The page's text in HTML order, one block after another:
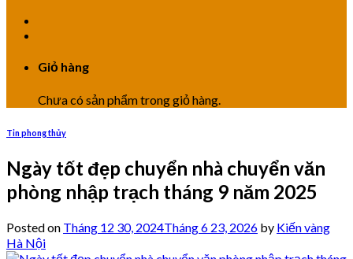
Giỏ hàng
Chưa có sản phẩm trong giỏ hàng.
Tin phong thủy
Ngày tốt đẹp chuyển nhà chuyển văn
phòng nhập trạch tháng 9 năm 2025
Posted on Tháng 12 30, 2024Tháng 6 23, 2026 by Kiến vàng
Hà Nội